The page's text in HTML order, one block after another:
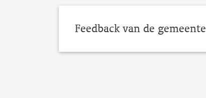
Feedback van de gemeente